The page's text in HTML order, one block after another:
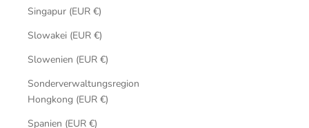
Singapur (EUR €)
Slowakei (EUR €)
Slowenien (EUR €)
Sonderverwaltungsregion
Hongkong (EUR €)
Spanien (EUR €)